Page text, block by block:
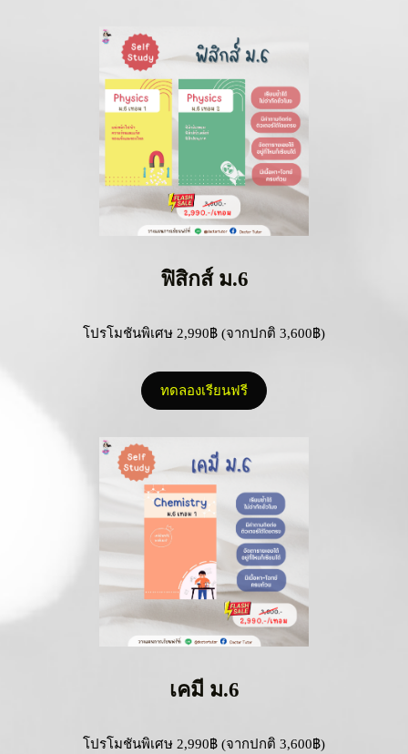
ฟิสิกส์ ม.6
โปรโมชันพิเศษ 2,990฿ (จากปกติ 3,600฿)
ทดลองเรียนฟรี
เคมี ม.6
โปรโมชันพิเศษ 2,990฿ (จากปกติ 3,600฿)